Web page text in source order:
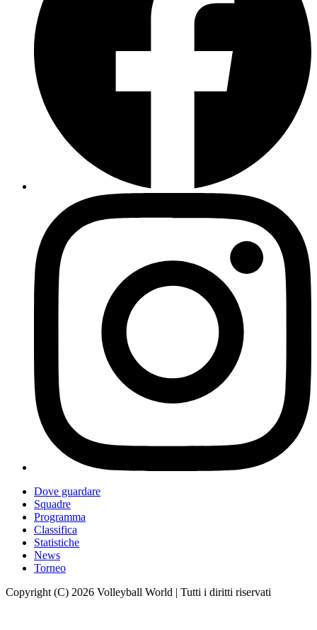
Dove guardare
Squadre
Programma
Classifica
Statistiche
News
Torneo
Copyright (C) 2026 Volleyball World | Tutti i diritti riservati